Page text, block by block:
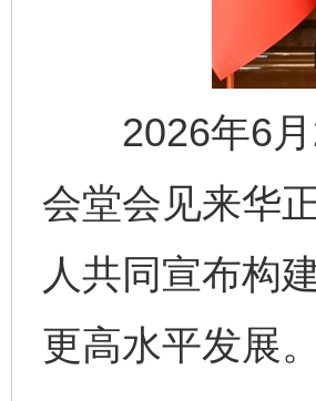
2026年6月
会堂会见来华
人共同宣布构
更高水平发展。